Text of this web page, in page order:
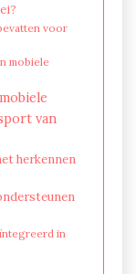
voor
mobiele
van
herkennen
in